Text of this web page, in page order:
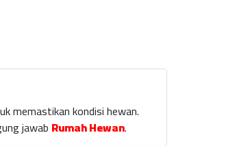
memastikan kondisi hewan.
jawabRumah Hewan.